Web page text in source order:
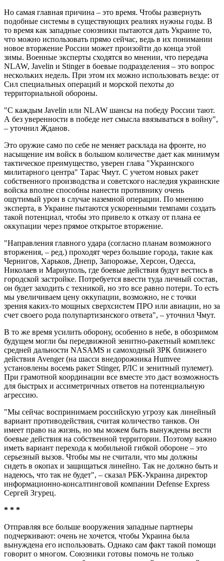
Но самая главная причина – это время. Чтобы развернуть
подобные системы в существующих реалиях нужны годы. В
то время как западные союзники пытаются дать Украине то,
что можно использовать прямо сейчас, ведь в их понимании
новое вторжение России может произойти до конца этой
зимы. Военные эксперты сходятся во мнении, что передача
NLAW, Javelin и Stinger в боевые подразделения – это вопрос
нескольких недель. При этом их можно использовать везде: от
Сил специальных операций и морской пехоты до
территориальной обороны.
"С каждым Javelin или NLAW шансы на победу России тают.
А без уверенности в победе нет смысла ввязываться в войну",
– уточнил Жданов.
Это оружие само по себе не меняет расклада на фронте, но
насыщение им войск в большом количестве дает как минимум
тактическое преимущество, уверен глава "Украинского
милитарного центра" Тарас Чмут. С учетом новых ракет
собственного производства и советского наследия украинские
войска вполне способны нанести противнику очень
ощутимый урон в случае наземной операции. По мнению
эксперта, в Украине пытаются ускоренными темпами создать
такой потенциал, чтобы это привело к отказу от плана ее
оккупации через прямое открытое вторжение.
"Направления главного удара (согласно планам возможного
вторжения, – ред.) проходят через большие города, такие как
Чернигов, Харьков, Днепр, Запорожье, Херсон, Одесса,
Николаев и Мариуполь, где боевые действия будут вестись в
городской застройке. Потребуется ввести туда личный состав,
он будет заходить с техникой, но это все равно потери. То есть
мы увеличиваем цену оккупации, возможно, не с точки
зрения каких-то мощных сверхсистем ПРО или авиации, но за
счет своего рода полупартизанского ответа", – уточнил Чмут.
В то же время усилить оборону, особенно в небе, в обозримом
будущем могли бы передвижной зенитно-ракетный комплекс
средней дальности NASAMS и самоходный ЗРК ближнего
действия Avenger (на шасси внедорожника Humvee
установлены восемь ракет Stinger, РЛС и зенитный пулемет).
При грамотной координации все вместе это даст возможность
для быстрых и ассиметричных ответов на потенциальную
агрессию.
"Мы сейчас воспринимаем российскую угрозу как линейный
вариант противодействия, считая количество танков. Он
имеет право на жизнь, но мы можем быть вынуждены вести
боевые действия на собственной территории. Поэтому важно
иметь вариант перехода к мобильной гибкой обороне – это
серьезный вызов. Чтобы мы не считали, что мы должны
сидеть в окопах и защищаться линейно. Так не должно быть и
надеюсь, что так не будет", – сказал РБК-Украина директор
информационно-консалтинговой компании Defense Express
Сергей Згурец.
* * *
Отправляя все больше вооружения западные партнеры
подчеркивают: очень не хочется, чтобы Украина была
вынуждена его использовать. Однако сам факт такой помощи
говорит о многом. Союзники готовы помочь не только